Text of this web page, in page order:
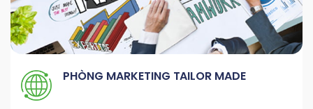
PHÒNG MARKETING TAILOR MADE